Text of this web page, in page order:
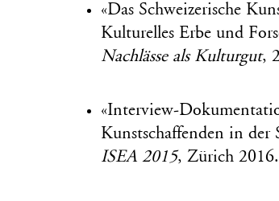
«Das Schweizerische
Kulturelles Erbe und
Nachlässe als Kulturgut,
«Interview-
Kunstschaffenden in der
ISEA 2015, Zürich 2016.